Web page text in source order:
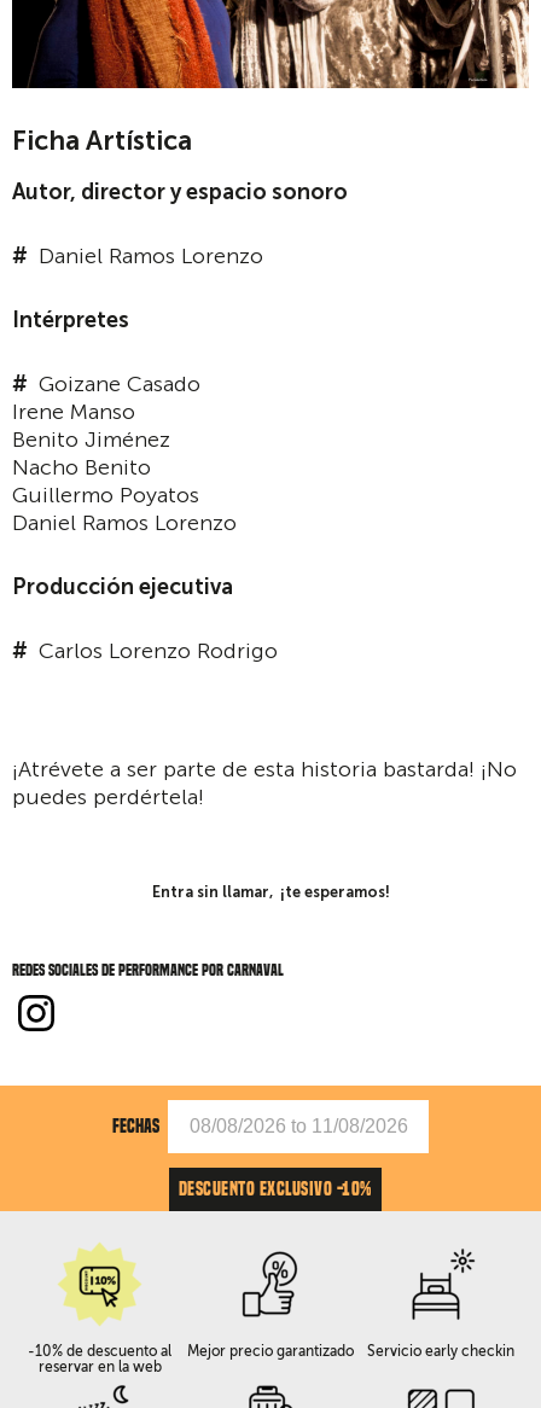
Ficha Artística
Autor, director y espacio sonoro
Daniel Ramos Lorenzo
Intérpretes
Goizane Casado
Irene Manso
Benito Jiménez
Nacho Benito
Guillermo Poyatos
Daniel Ramos Lorenzo
Producción ejecutiva
Carlos Lorenzo Rodrigo
¡Atrévete a ser parte de esta historia bastarda! ¡No
puedes perdértela!
Entra sin llamar, ¡te esperamos!
Redes sociales de Performance por carnaval
FECHAS
DESCUENTO EXCLUSIVO -10%
-10% de descuento al
reservar en la web
Mejor precio garantizado Servicio early checkin